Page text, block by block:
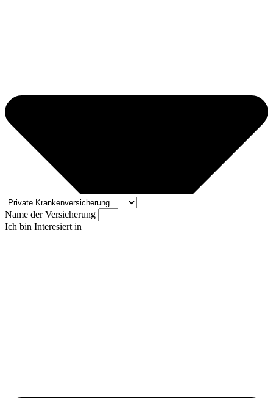
Name der Versicherung
Ich bin Interesiert in